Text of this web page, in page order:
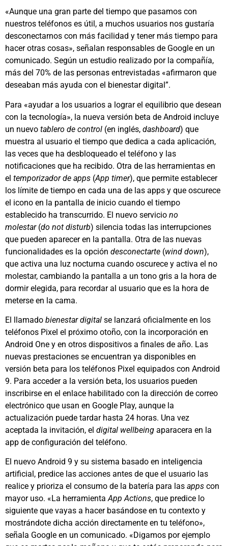
«Aunque una gran parte del tiempo que pasamos con
nuestros teléfonos es útil, a muchos usuarios nos gustaría
desconectarnos con más facilidad y tener más tiempo para
hacer otras cosas», señalan responsables de Google en un
comunicado. Según un estudio realizado por la compañía,
más del 70% de las personas entrevistadas «afirmaron que
deseaban más ayuda con el bienestar digital”.
Para «ayudar a los usuarios a lograr el equilibrio que desean
con la tecnología», la nueva versión beta de Android incluye
un nuevo tablero de control (en inglés, dashboard) que
muestra al usuario el tiempo que dedica a cada aplicación,
las veces que ha desbloqueado el teléfono y las
notificaciones que ha recibido. Otra de las herramientas en
el temporizador de apps (App timer), que permite establecer
los límite de tiempo en cada una de las apps y que oscurece
el icono en la pantalla de inicio cuando el tiempo
establecido ha transcurrido. El nuevo servicio no
molestar(do not disturb) silencia todas las interrupciones
que pueden aparecer en la pantalla. Otra de las nuevas
funcionalidades es la opción desconectarte (wind down),
que activa una luz nocturna cuando oscurece y activa el no
molestar, cambiando la pantalla a un tono gris a la hora de
dormir elegida, para recordar al usuario que es la hora de
meterse en la cama.
El llamado bienestar digital se lanzará oficialmente en los
teléfonos Pixel el próximo otoño, con la incorporación en
Android One y en otros dispositivos a finales de año. Las
nuevas prestaciones se encuentran ya disponibles en
versión beta para los teléfonos Pixel equipados con Android
9. Para acceder a la versión beta, los usuarios pueden
inscribirse en el enlace habilitado con la dirección de correo
electrónico que usan en Google Play, aunque la
actualización puede tardar hasta 24 horas. Una vez
aceptada la invitación, el digital wellbeing aparacera en la
app de configuración del teléfono.
El nuevo Android 9 y su sistema basado en inteligencia
artificial, predice las acciones antes de que el usuario las
realice y prioriza el consumo de la batería para las apps con
mayor uso. «La herramientaApp Actions, que predice lo
siguiente que vayas a hacer basándose en tu contexto y
mostrándote dicha acción directamente en tu teléfono»,
señala Google en un comunicado. «Digamos por ejemplo